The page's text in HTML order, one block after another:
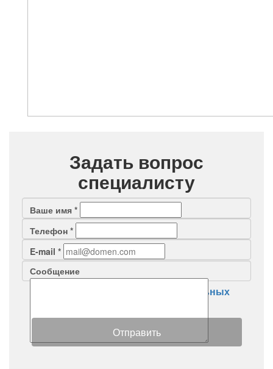
Задать вопрос
специалисту
Ваше имя *
Телефон *
E-mail *
Сообщение
обработку персональных